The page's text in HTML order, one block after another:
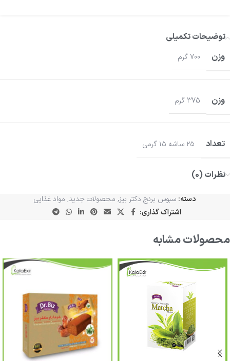
توضیحات تکمیلی
وزن
700 گرم
وزن 375 گرم
تعداد ۲۵ ساشه ۱۵ گرمی
نظرات (0)
دسته: سبوس برنج دکتر بیز, محصولات جدید, مواد غذایی
اشتراک گذاری:
محصولات مشابه